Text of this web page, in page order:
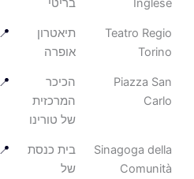
Teatro Regio
Torino
תיאטרון
אופרה
📍
Piazza San
הכיכר
המרכזית
של טורינו
Sinagoga della
Comunità
בית כנסת
📍